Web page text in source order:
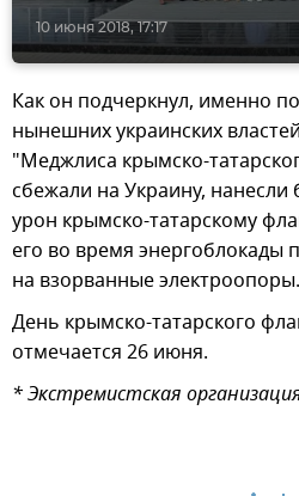
10 июня 2018, 17:17
Как он подчеркнул, именно
нынешних украинских
"Меджлиса крымско-
сбежали на Украину,
урон крымско-татарскому
его во время энергоблокады
на взорванные электроопоры.
День крымско-татарского
отмечается 26 июня.
* Экстремистская